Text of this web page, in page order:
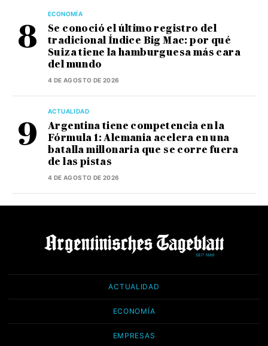
ECONOMÍA
Se conoció el último registro del
tradicional Índice Big Mac: por qué
Suiza tiene la hamburguesa más cara
del mundo
4 DE AGOSTO DE 2026
ACTUALIDAD
Argentina tiene competencia en la
Fórmula 1: Alemania acelera en una
batalla millonaria que se corre fuera
de las pistas
4 DE AGOSTO DE 2026
ACTUALIDAD
ECONOMÍA
EMPRESAS